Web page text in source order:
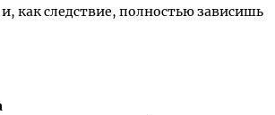
как следствие, полностью зависишь